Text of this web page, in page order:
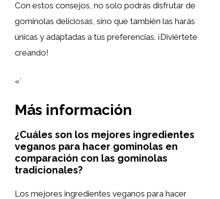
Con estos consejos, no solo podrás disfrutar de
gominolas deliciosas, sino que también las harás
únicas y adaptadas a tus preferencias. ¡Diviértete
creando!
«`
Más información
¿Cuáles son los mejores ingredientes
veganos para hacer gominolas en
comparación con las gominolas
tradicionales?
Los mejores ingredientes veganos para hacer